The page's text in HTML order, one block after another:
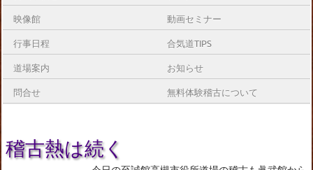
映像館 動画セミナー
行事日程 合気道TIPS
道場案内 お知らせ
問合せ 無料体験稽古について
稽古熱は続く